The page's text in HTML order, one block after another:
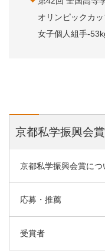
オリンピックカッ
女子個人組手-
京都私学振興会賞
京都私学振興会賞につ
応募・推薦
受賞者